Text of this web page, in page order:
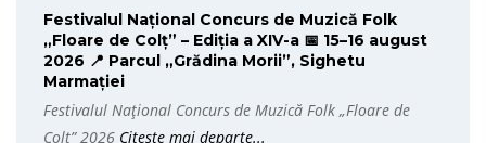
Festivalul Național Concurs de Muzică Folk
„Floare de Colț” – Ediția a XIV-a 📅 15–16 august
2026 📍 Parcul „Grădina Morii”, Sighetu
Marmației
Festivalul Național Concurs de Muzică Folk „Floare de
Colț” 2026 Citeste mai departe...